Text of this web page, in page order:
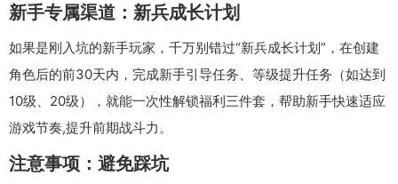
新手专属渠道：新兵成长计划
如果是刚入坑的新手玩家，千万别错过“新兵成长计划”，在创建
角色后的前30天内，完成新手引导任务、等级提升任务（如达到
10级、20级），就能一次性解锁福利三件套，帮助新手快速适应
游戏节奏,提升前期战斗力。
注意事项：避免踩坑